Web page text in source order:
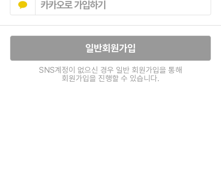
카카오로 가입하기
일반회원가입
SNS계정이 없으신 경우 일반 회원가입을 통해
회원가입을 진행할 수 있습니다.